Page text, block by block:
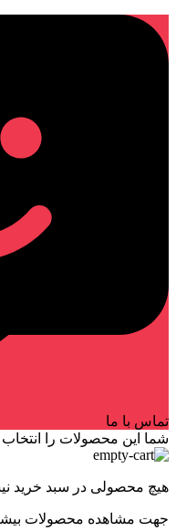
تماس با ما
شما این محصولات را انتخاب
هیچ محصولی در سبد خرید
جهت مشاهده محصولات